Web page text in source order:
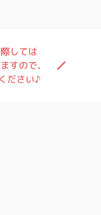
しては
すので、
ださい♪